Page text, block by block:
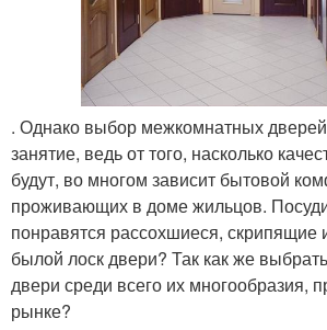
. Однако выбор межкомнатных дверей
занятие, ведь от того, насколько
будут, во многом зависит бытовой
проживающих в доме жильцов.
понравятся рассохшиеся, скрипящие
былой лоск двери? Так как же
двери среди всего их многообразия,
рынке?